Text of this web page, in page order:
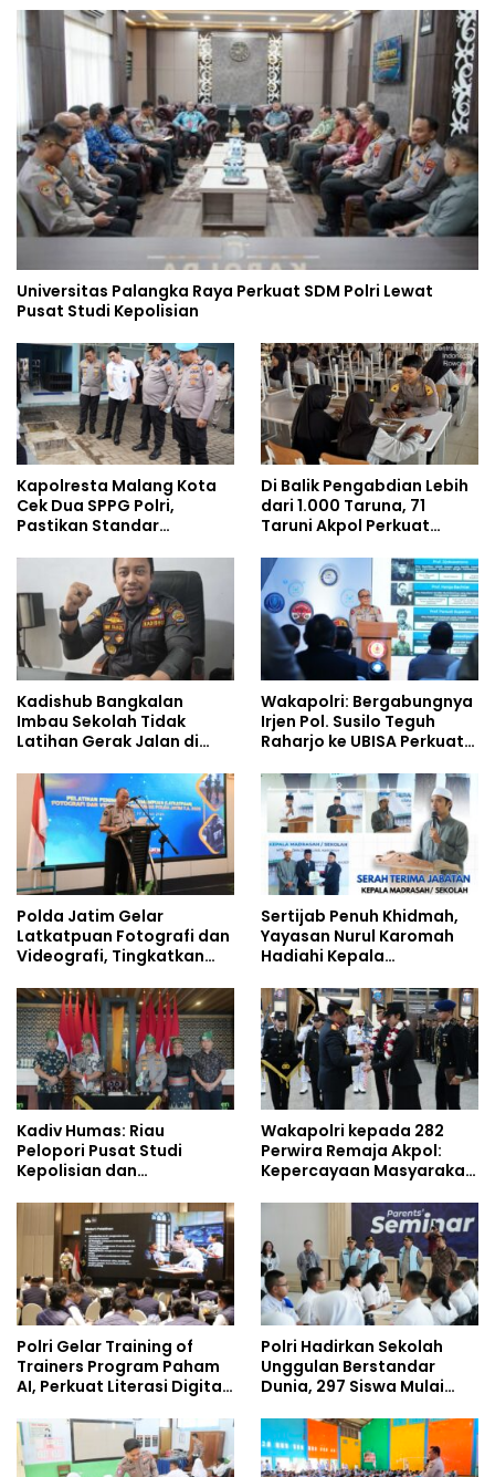
Universitas Palangka Raya Perkuat SDM Polri Lewat
Pusat Studi Kepolisian
Kapolresta Malang Kota
Cek Dua SPPG Polri,
Pastikan Standar
Pengelolaan Limbah
Berjalan Optimal
Di Balik Pengabdian Lebih
dari 1.000 Taruna, 71
Taruni Akpol Perkuat
Siswa Sekolah Rakyat
Kadishub Bangkalan
Imbau Sekolah Tidak
Latihan Gerak Jalan di
Wakapolri: Bergabungnya
Irjen Pol. Susilo Teguh
Raharjo ke UBISA Perkuat
Studi Kepolisian
Polda Jatim Gelar
Latkatpuan Fotografi dan
Videografi, Tingkatkan
Era Digital
Sertijab Penuh Khidmah,
Yayasan Nurul Karomah
Hadiahi Kepala
Umrah
Kadiv Humas: Riau
Pelopori Pusat Studi
Kepolisian dan
Policing Masuki Babak
Wakapolri kepada 282
Perwira Remaja Akpol:
Kepercayaan Masyarakat
Polri Gelar Training of
Trainers Program Paham
AI, Perkuat Literasi Digital
Polri Hadirkan Sekolah
Unggulan Berstandar
Dunia, 297 Siswa Mulai